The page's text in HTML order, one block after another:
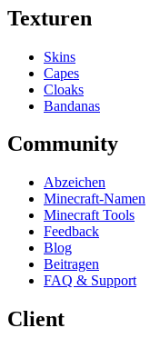
Texturen
Skins
Capes
Cloaks
Bandanas
Community
Abzeichen
Minecraft-Namen
Minecraft Tools
Feedback
Blog
Beitragen
FAQ & Support
Client